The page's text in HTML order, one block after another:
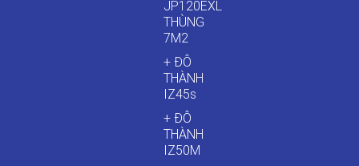
JP120EXL
THÙNG
7M2
+ ĐÔ
THÀNH
IZ45s
+ ĐÔ
THÀNH
IZ50M